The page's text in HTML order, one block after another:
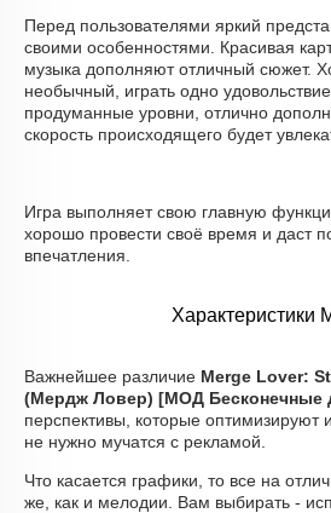
Перед пользователями яркий
своими особенностями. Красивая
музыка дополняют отличный сюжет.
необычный, играть одно
продуманные уровни, отлично
скорость происходящего будет
Игра выполняет свою главную
хорошо провести своё время и даст
впечатления.
Характеристики
Важнейшее различие Merge Lover:
(Мердж Ловер) [МОД Бесконечные
перспективы, которые оптимизируют
не нужно мучатся с рекламой.
Что касается графики, то все на
же, как и мелодии. Вам выбирать -